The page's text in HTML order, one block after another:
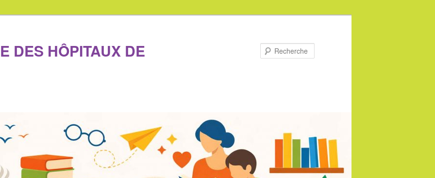
DES HÔPITAUX DE